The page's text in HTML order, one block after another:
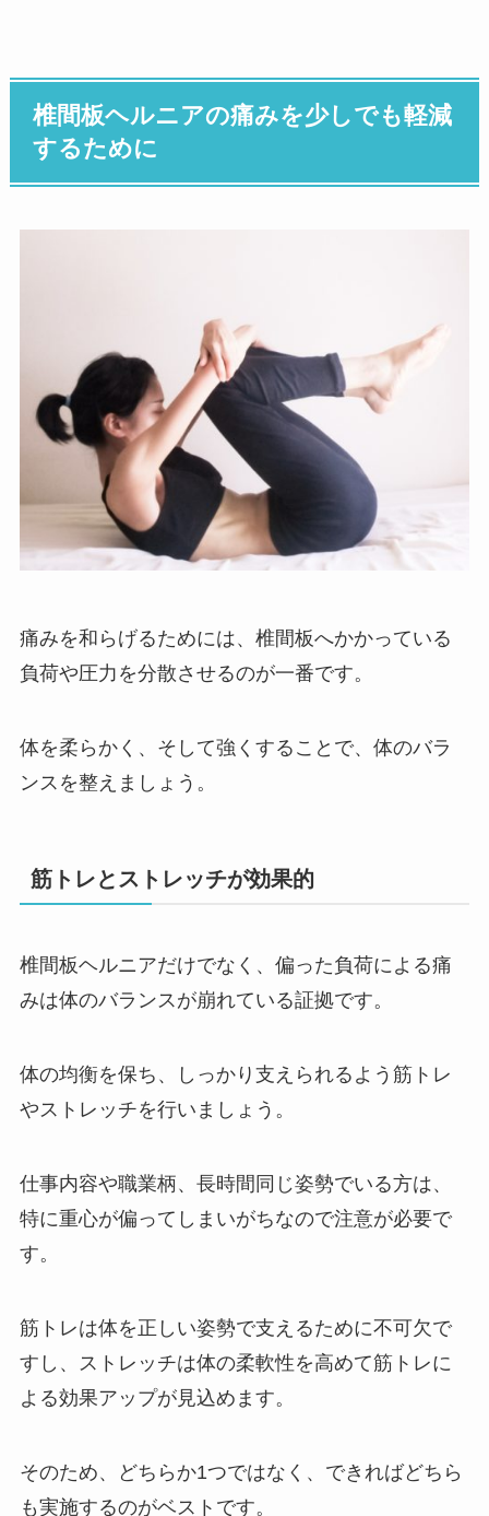
椎間板ヘルニアの痛みを少しでも軽減
するために
痛みを和らげるためには、椎間板へかかっている
負荷や圧力を分散させるのが一番です。
体を柔らかく、そして強くすることで、体のバラ
ンスを整えましょう。
筋トレとストレッチが効果的
椎間板ヘルニアだけでなく、偏った負荷による痛
みは体のバランスが崩れている証拠です。
体の均衡を保ち、しっかり支えられるよう筋トレ
やストレッチを行いましょう。
仕事内容や職業柄、長時間同じ姿勢でいる方は、
特に重心が偏ってしまいがちなので注意が必要で
す。
筋トレは体を正しい姿勢で支えるために不可欠で
すし、ストレッチは体の柔軟性を高めて筋トレに
よる効果アップが見込めます。
そのため、どちらか1つではなく、できればどちら
も実施するのがベストです。